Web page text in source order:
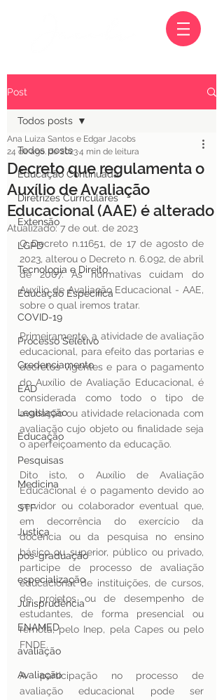
Post
Todos posts
Educação Continuada
Diretrizes Curriculares
Extensão
LGPD
Tecnologia e Direito
Educação Específica
COVID-19
Processo Seletivo
Credenciamento
EAD
Legislação
Educação
Pesquisas
Medicina
STF
Justiça
pos-graduação
especialização
Jurisprudência
ENAMED
avaliação
Avaliação
Todos posts
Decreto que regulamenta o
Auxílio de Avaliação
Educacional (AAE) é alterado
Ana Luiza Santos e Edgar Jacobs
24 de ago. de 20234 min de leitura
Atualizado:7 de out. de 2023
O Decreto n.11651, de 17 de agosto de
2023, alterou o Decreto n. 6.092, de abril
de 2007. As normativas cuidam do
Auxílio de Avaliação Educacional - AAE,
sobre o qual iremos tratar.
Primeiramente, a atividade de avaliação
educacional, para efeito das portarias e
decretos vigentes e para o pagamento
do Auxílio de Avaliação Educacional, é
considerada como todo o tipo de
avaliação ou atividade relacionada com
avaliação cujo objeto ou finalidade seja
o aperfeiçoamento da educação.
Dito isto, o Auxílio de Avaliação
Educacional é o pagamento devido ao
servidor ou colaborador eventual que,
em decorrência do exercício da
docência ou da pesquisa no ensino
básico ou superior, público ou privado,
participe de processo de avaliação
educacional de instituições, de cursos,
de projetos ou de desempenho de
estudantes, de forma presencial ou
remota, pelo Inep, pela Capes ou pelo
FNDE.
A participação no processo de
avaliação educacional pode ser